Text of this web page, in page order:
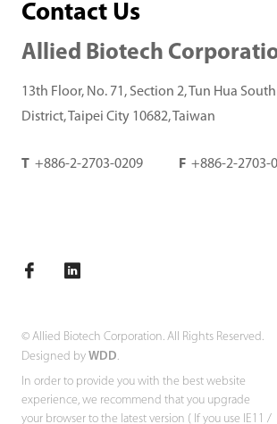
Contact Us
Allied Biotech
13th Floor, No. 71, Section 2, Tun Hua
District, Taipei City 10682, Taiwan
T +886-2-2703-0209 F +886-2-2703-
© Allied Biotech Corporation. All Rights Reserved.
Designed by WDD.
In order to provide you with the best website
experience, we recommend that you upgrade
your browser to the latest version ( If you use IE11 /